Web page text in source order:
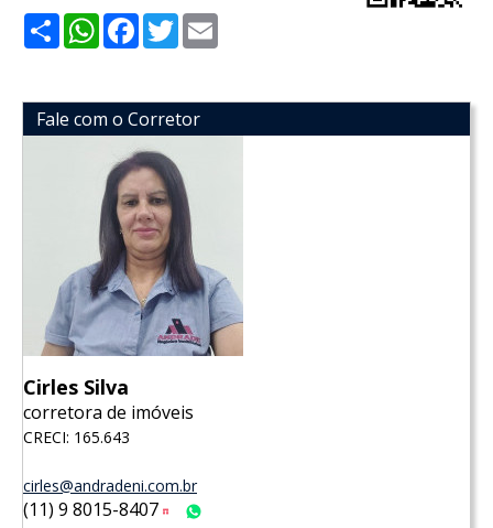
ShareWhatsApp
Facebook
Twitter
Fale com o Corretor
Cirles Silva
corretora de imóveis
CRECI: 165.643
cirles@andradeni.com.br
(11) 9 8015-8407 Tim